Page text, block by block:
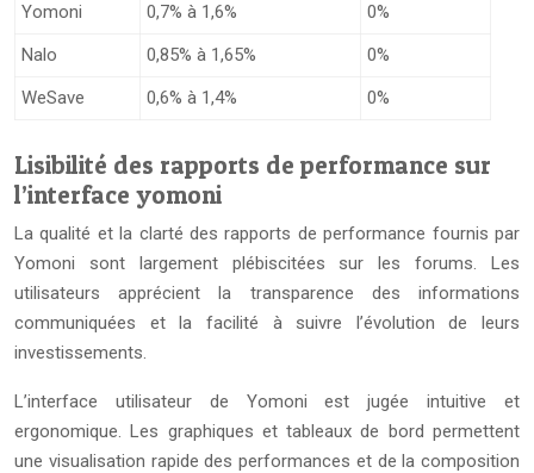
Yomoni
0,7% à 1,6%
0%
Nalo
0,85% à 1,65%
0%
WeSave
0,6% à 1,4% 0%
Lisibilité des rapports de performance sur
l’interface yomoni
La qualité et la clarté des rapports de performance fournis par
Yomoni sont largement plébiscitées sur les forums. Les
utilisateurs apprécient la transparence des informations
communiquées et la facilité à suivre l’évolution de leurs
investissements.
L’interface utilisateur de Yomoni est jugée intuitive et
ergonomique. Les graphiques et tableaux de bord permettent
une visualisation rapide des performances et de la composition